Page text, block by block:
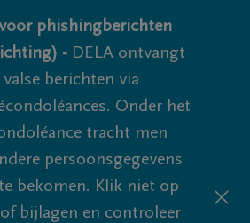
phishingberichten
- DELA ontvangt
berichten via
Onder het
tracht men
persoonsgegevens
bekomen. Klik niet op
bijlagen en controleer